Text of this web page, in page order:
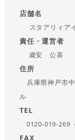
店舗名
スタアリィア
責任・運営者
歳安 公喜
住所
兵庫県神戸市
ル
TEL
0120-019-269
FAX